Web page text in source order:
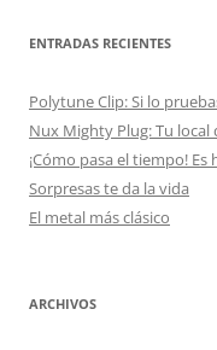
ENTRADAS RECIENTES
Polytune Clip: Si lo
Nux Mighty Plug: Tu local
¡Cómo pasa el tiempo!
Sorpresas te da la vida
El metal más clásico
ARCHIVOS